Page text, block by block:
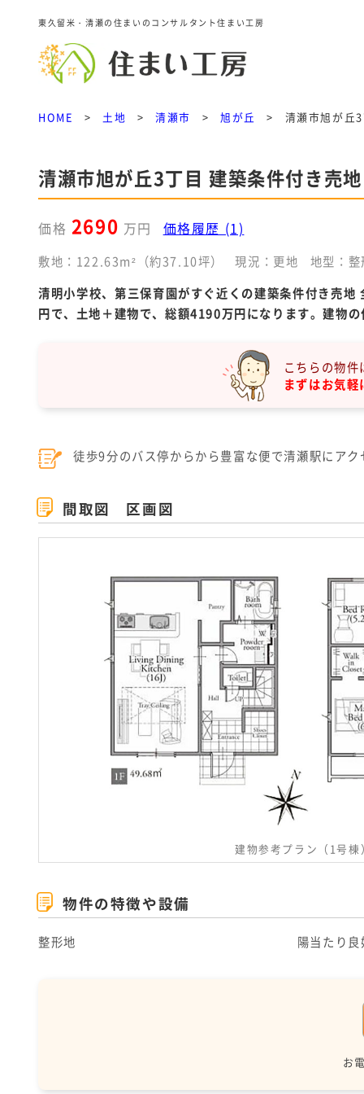
東久留米・清瀬の住まいのコンサルタント住まい工房
HOME > 土地 > 清瀬市 > 旭が丘 > 清瀬市旭が丘
清瀬市旭が丘3丁目 建築条件付き売
価格 2690 万円 価格履歴 (1)
敷地：122.63m²（約37.10坪） 現況：更地
地型：
清明小学校、第三保育園がすぐ近くの建築条件付き売
円で、土地＋建物で、総額4190万円になります。建物
こちらの物
まずはお気
徒歩9分のバス停からから豊富な便で清瀬駅にア
間取図 区画図
建物参考プラン（1号棟
物件の特徴や設備
整形地 陽当たり良
お